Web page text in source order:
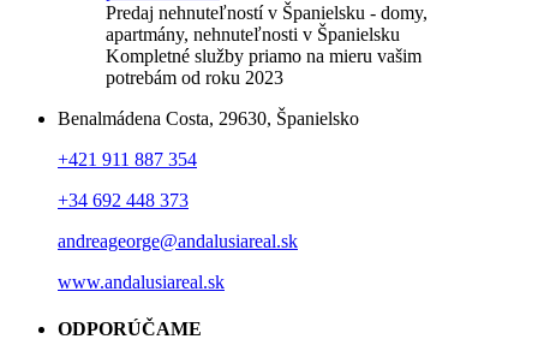
Predaj nehnuteľností v Španielsku - domy,
apartmány, nehnuteľnosti v Španielsku
Kompletné služby priamo na mieru vašim
potrebám od roku 2023
Benalmádena Costa, 29630, Španielsko
+421 911 887 354
+34 692 448 373
andreageorge@andalusiareal.sk
www.andalusiareal.sk
ODPORÚČAME